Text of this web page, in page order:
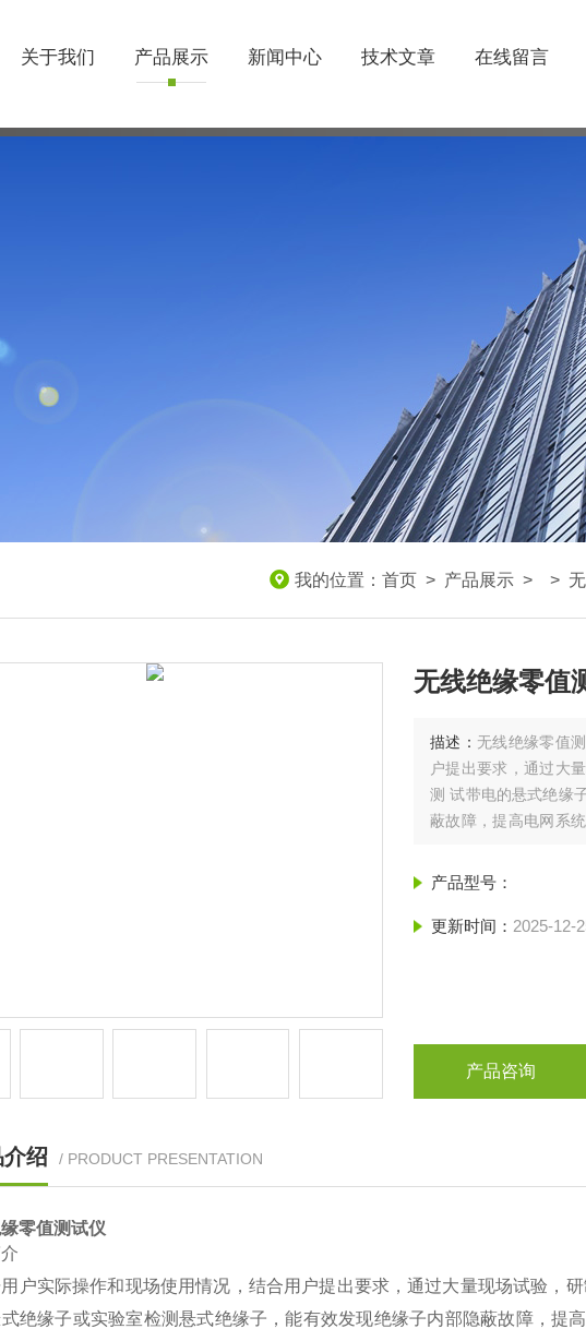
关于我们 产品展示 新闻中心 技术文章 在线留言
我的位置： 首页 > 产品展示 > >
无线绝缘零值
描述： 无线绝缘零值
户提出要求，通过大
测 试带电的悬式绝缘
蔽故障，提高电网系
产品型号：
更新时间： 2025-12-
产品咨询
绍 / PRODUCT PRESENTATION
零值测试仪
户实际操作和现场使用情况，结合用户提出要求，通过大量现场试验，
绝缘子或实验室检测悬式绝缘子，能有效发现绝缘子内部隐蔽故障，提